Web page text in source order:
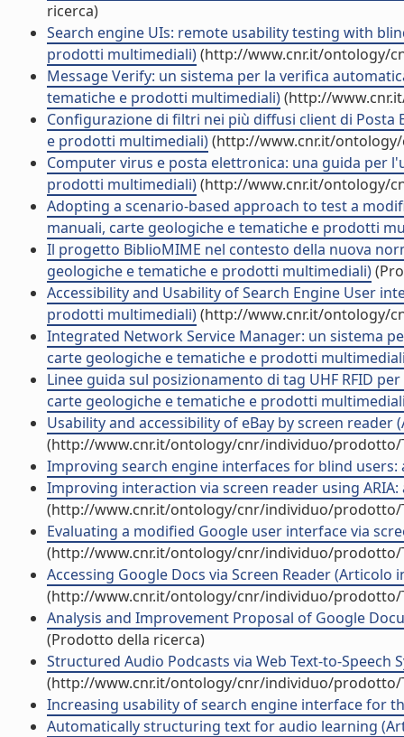
ricerca)
Search engine UIs: remote usability testing with
prodotti multimediali)(http://www.cnr.it/ontology/
Message Verify: un sistema per la verifica
tematiche e prodotti multimediali)(http://
Configurazione di filtri nei più diffusi client di
e prodotti multimediali)(http://www.cnr.it/
Computer virus e posta elettronica: una guida per
prodotti multimediali)(http://www.cnr.it/ontology/
Adopting a scenario-based approach to test a
manuali, carte geologiche e tematiche e prodotti
Il progetto BiblioMIME nel contesto della nuova
geologiche e tematiche e prodotti multimediali)
Accessibility and Usability of Search Engine User
prodotti multimediali)(http://www.cnr.it/ontology/
Integrated Network Service Manager: un sistema
carte geologiche e tematiche e prodotti
Linee guida sul posizionamento di tag UHF RFID
carte geologiche e tematiche e prodotti
Usability and accessibility of eBay by screen reader
(http://www.cnr.it/ontology/cnr/individuo/prodotto/
Improving search engine interfaces for blind users:
Improving interaction via screen reader using
(http://www.cnr.it/ontology/cnr/individuo/prodotto/
Evaluating a modified Google user interface via
(http://www.cnr.it/ontology/cnr/individuo/prodotto/
Accessing Google Docs via Screen Reader (Articolo
(http://www.cnr.it/ontology/cnr/individuo/prodotto/
Analysis and Improvement Proposal of Google
(Prodotto della ricerca)
Structured Audio Podcasts via Web Text-to-
(http://www.cnr.it/ontology/cnr/individuo/prodotto/
Increasing usability of search engine interface for
Automatically structuring text for audio learning